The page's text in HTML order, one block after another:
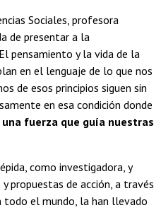
Sociales, profesora
de presentar a la
pensamiento y la vida de la
en el lenguaje de lo que nos
de esos principios siguen sin
en esa condición donde
fuerza que guía nuestras
como investigadora, y
propuestas de acción, a través
todo el mundo, la han llevado